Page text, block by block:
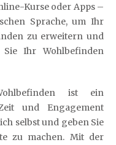
Kurse oder Apps –
Sprache, um Ihr
zu erweitern und
Ihr Wohlbefinden
ist ein
und Engagement
selbst und geben Sie
zu machen. Mit der